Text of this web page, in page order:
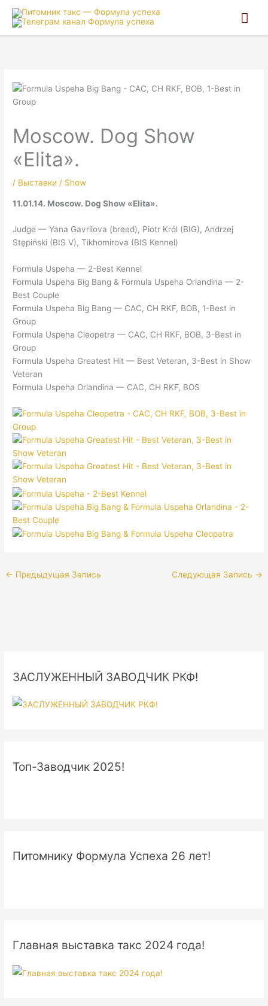
Moscow. Dog Show
«Elita».
/ Выставки / Show
11.01.14. Moscow. Dog Show «Elita».
Judge — Yana Gavrilova (breed), Piotr Król (BIG), Andrzej
Stępiński (BIS V), Tikhomirova (BIS Kennel)
Formula Uspeha — 2-Best Kennel
Formula Uspeha Big Bang & Formula Uspeha Orlandina — 2-
Best Couple
Formula Uspeha Big Bang — CAC, CH RKF, BOB, 1-Best in
Group
Formula Uspeha Cleopetra — CAC, CH RKF, BOB, 3-Best in
Group
Formula Uspeha Greatest Hit — Best Veteran, 3-Best in Show
Veteran
Formula Uspeha Orlandina — CAC, CH RKF, BOS
← Предыдущая Запись Следующая Запись →
ЗАСЛУЖЕННЫЙ ЗАВОДЧИК РКФ!
Топ-Заводчик 2025!
Питомнику Формула Успеха 26 лет!
Главная выставка такс 2024 года!